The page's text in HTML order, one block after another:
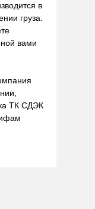
в
груза.
вами
ТК СДЭК